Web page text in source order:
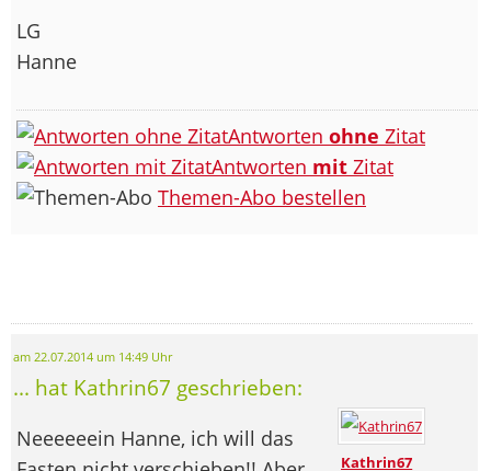
LG
Hanne
Antworten ohne Zitat
Antworten mit Zitat
Themen-Abo bestellen
am 22.07.2014 um 14:49 Uhr
... hat Kathrin67 geschrieben:
Kathrin67
Neeeeeein Hanne, ich will das